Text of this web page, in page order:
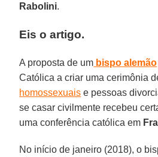
Rabolini.
Eis o artigo.
A proposta de um bispo alemão
Católica a criar uma cerimônia
homossexuais e pessoas
se casar civilmente recebeu
uma conferência católica em
No início de janeiro (2018), o